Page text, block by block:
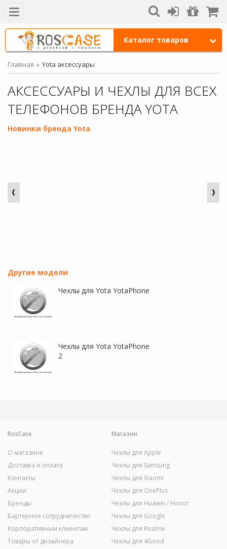
Каталог товаров
Главная Yota аксессуары
АКСЕССУАРЫ И ЧЕХЛЫ ДЛЯ ВСЕХ
ТЕЛЕФОНОВ БРЕНДА YOTA
Новинки бренда Yota
Другие модели
Чехлы для Yota YotaPhone
Чехлы для Yota YotaPhone
2
RosCase
О магазине
Доставка и оплата
Контакты
Акции
Бренды
Бартерное сотрудничество
Корпоративным клиентам
Товары от дизайнера
Магазин
Чехлы для Apple
Чехлы для Samsung
Чехлы для Xiaomi
Чехлы для OnePlus
Чехлы для Huawei / Honor
Чехлы для Google
Чехлы для Realme
Чехлы для 4Good